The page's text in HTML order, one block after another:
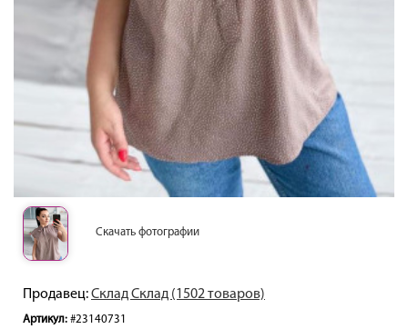
Скачать фотографии
Продавец:Склад Склад (1502 товаров)
Артикул: #23140731